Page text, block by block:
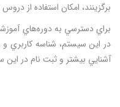
برگزينند، امكان استفاده از
براي دسترسي به دوره‌هاي
در اين سيستم، شناسه كاربري
آشنايي بيشتر و ثبت نام در